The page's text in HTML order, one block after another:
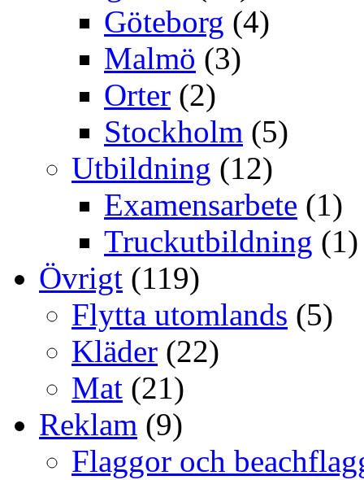
Göteborg (4)
Malmö (3)
Orter (2)
Stockholm (5)
Utbildning (12)
Examensarbete (1)
Truckutbildning (1)
Övrigt (119)
Flytta utomlands (5)
Kläder (22)
Mat (21)
Reklam (9)
Flaggor och